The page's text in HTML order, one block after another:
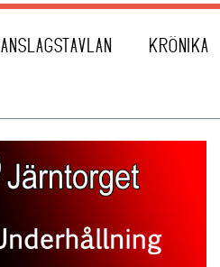
ANSLAGSTAVLAN KRÖNIKA